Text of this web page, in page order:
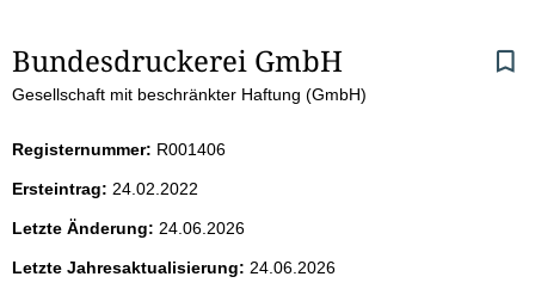
S
e
i
t
e
Bundesdruckerei GmbH
Gesellschaft mit beschränkter Haftung (GmbH)
Registernummer: R001406
Ersteintrag: 24.02.2022
Letzte Änderung: 24.06.2026
Letzte Jahresaktualisierung: 24.06.2026